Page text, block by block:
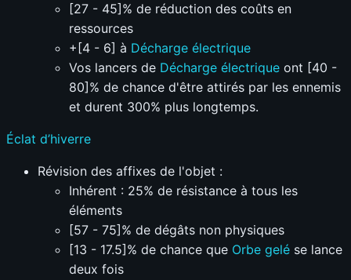
[27 - 45]% de réduction des coûts en
ressources
+[4 - 6] à Décharge électrique
Vos lancers de Décharge électrique ont [40 -
80]% de chance d'être attirés par les ennemis
et durent 300% plus longtemps.
Éclat d’hiverre
Révision des affixes de l'objet :
Inhérent : 25% de résistance à tous les
éléments
[57 - 75]% de dégâts non physiques
[13 - 17.5]% de chance que Orbe gelé se lance
deux fois